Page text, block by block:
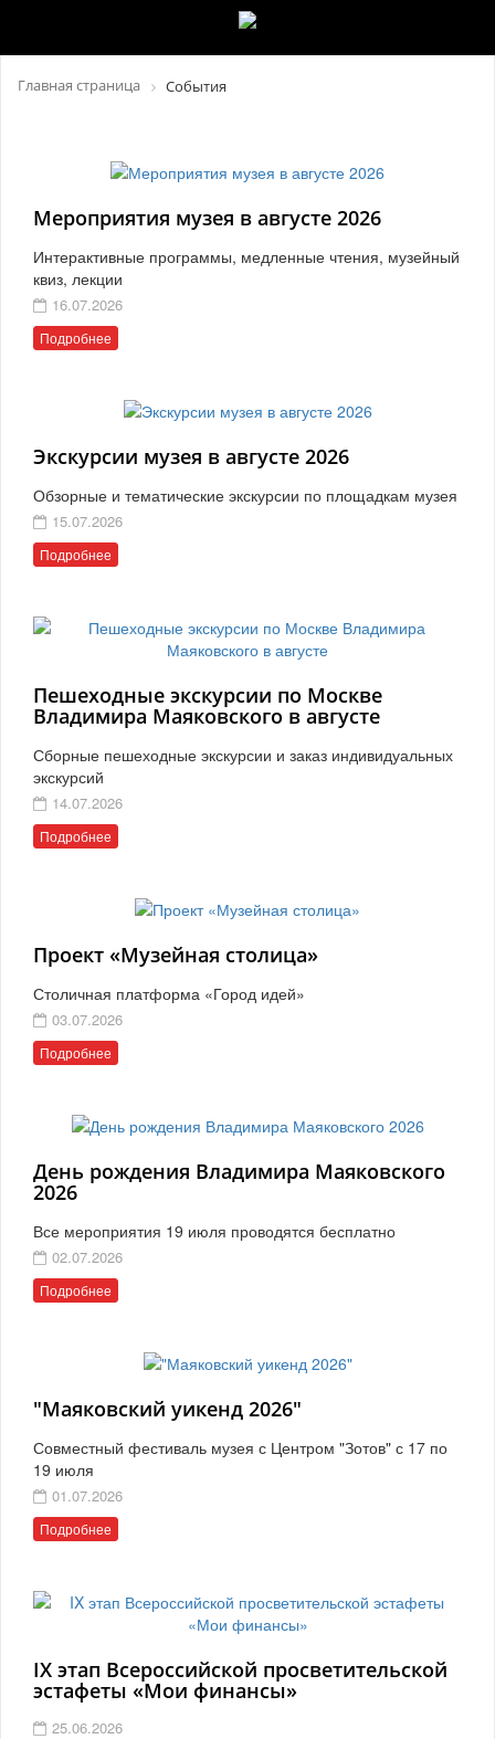
Главная страница События
Мероприятия музея в августе 2026
Интерактивные программы, медленные чтения, музейный
квиз, лекции
16.07.2026
Подробнее
Экскурсии музея в августе 2026
Обзорные и тематические экскурсии по площадкам музея
15.07.2026
Подробнее
Пешеходные экскурсии по Москве
Владимира Маяковского в августе
Сборные пешеходные экскурсии и заказ индивидуальных
экскурсий
14.07.2026
Подробнее
Проект «Музейная столица»
Столичная платформа «Город идей»
03.07.2026
Подробнее
День рождения Владимира Маяковского
2026
Все мероприятия 19 июля проводятся бесплатно
02.07.2026
Подробнее
"Маяковский уикенд 2026"
Совместный фестиваль музея с Центром "Зотов" с 17 по
19 июля
01.07.2026
Подробнее
IX этап Всероссийской просветительской
эстафеты «Мои финансы»
25.06.2026